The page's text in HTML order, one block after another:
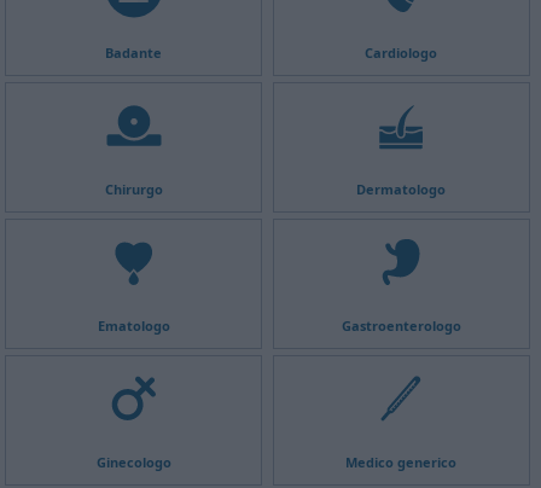
Badante Cardiologo
Chirurgo Dermatologo
Ematologo Gastroenterologo
Ginecologo Medico generico